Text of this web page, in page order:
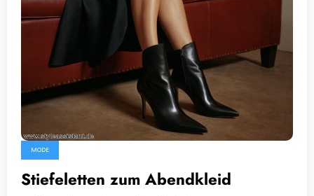
MODE
Stiefeletten zum Abendkleid